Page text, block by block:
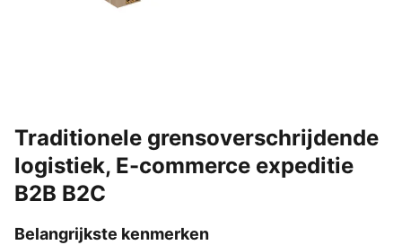
Traditionele grensoverschrijdende
logistiek, E-commerce expeditie
B2B B2C
Belangrijkste kenmerken